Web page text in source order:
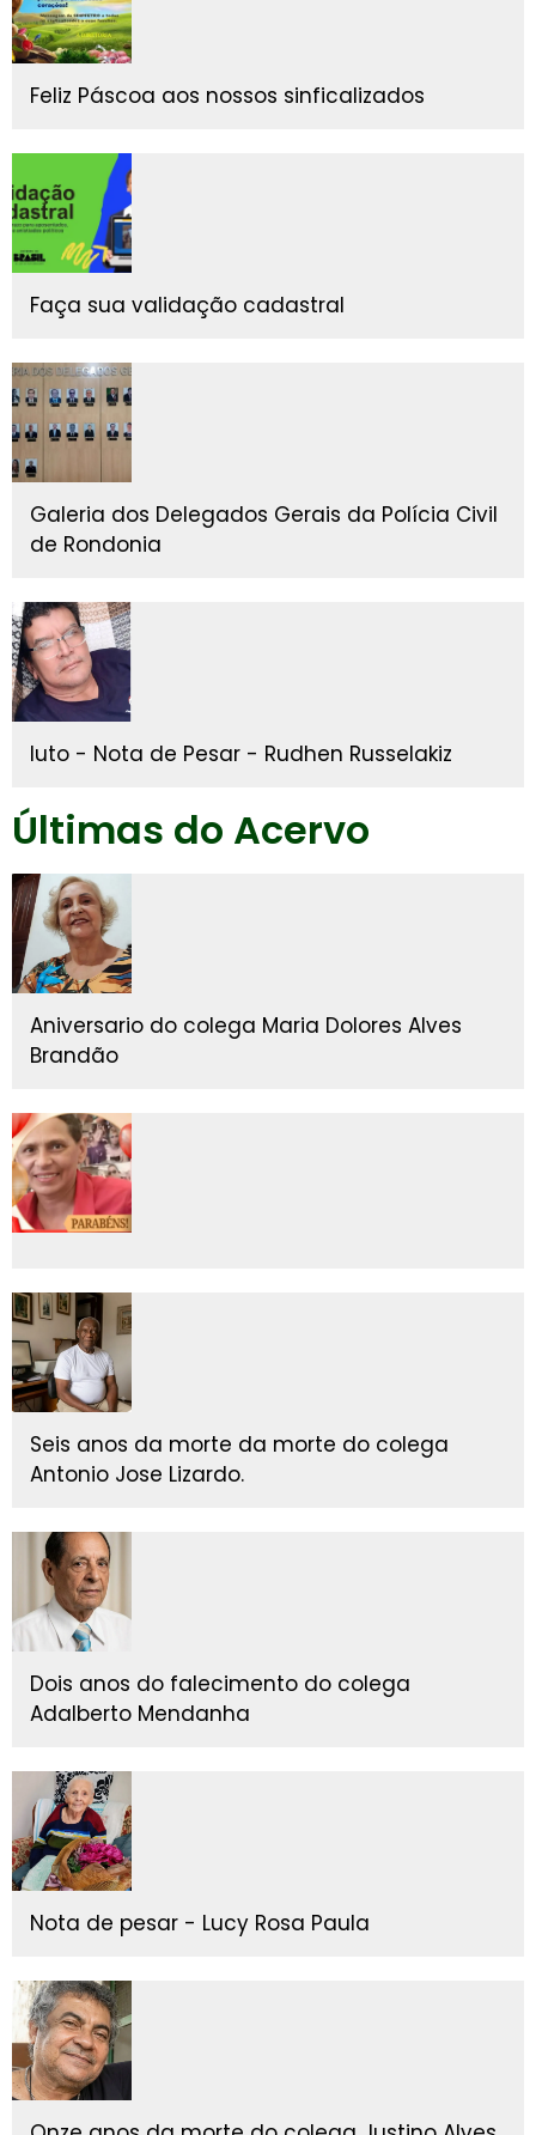
Feliz Páscoa aos nossos sinficalizados
Faça sua validação cadastral
Galeria dos Delegados Gerais da Polícia Civil
de Rondonia
luto - Nota de Pesar - Rudhen Russelakiz
Últimas do Acervo
Aniversario do colega Maria Dolores Alves
Brandão
Seis anos da morte da morte do colega
Antonio Jose Lizardo.
Dois anos do falecimento do colega
Adalberto Mendanha
Nota de pesar - Lucy Rosa Paula